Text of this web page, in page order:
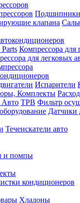
Подшипники
клапана
Компрессора для
для легковых
Испарители
Комплекты
Авто ТРВ Фильтр
Датчики
Течеискатели авто
и помпы
кондиционеров
Хладоны